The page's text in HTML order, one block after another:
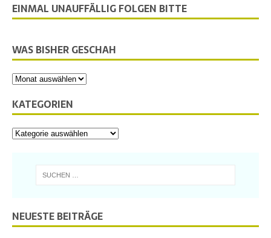
EINMAL UNAUFFÄLLIG FOLGEN BITTE
WAS BISHER GESCHAH
KATEGORIEN
NEUESTE BEITRÄGE